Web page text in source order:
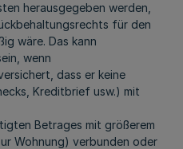
herausgegeben werden,
für den
wäre. Das kann
wenn
dass er keine
Kreditbrief usw.) mit
Betrages mit größerem
Wohnung) verbunden oder